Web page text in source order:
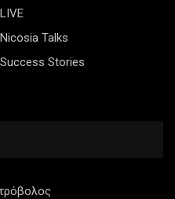
LIVE
Nicosia Talks
Success Stories